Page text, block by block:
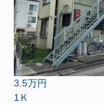
3.5万円
1Ｋ